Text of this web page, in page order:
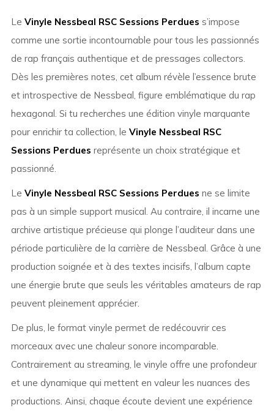
Le Vinyle Nessbeal RSC Sessions Perdues s’impose
comme une sortie incontournable pour tous les passionnés
de rap français authentique et de pressages collectors.
Dès les premières notes, cet album révèle l’essence brute
et introspective de Nessbeal, figure emblématique du rap
hexagonal. Si tu recherches une édition vinyle marquante
pour enrichir ta collection, le Vinyle Nessbeal RSC
Sessions Perdues représente un choix stratégique et
passionné.
Le Vinyle Nessbeal RSC Sessions Perdues ne se limite
pas à un simple support musical. Au contraire, il incarne une
archive artistique précieuse qui plonge l’auditeur dans une
période particulière de la carrière de Nessbeal. Grâce à une
production soignée et à des textes incisifs, l’album capte
une énergie brute que seuls les véritables amateurs de rap
peuvent pleinement apprécier.
De plus, le format vinyle permet de redécouvrir ces
morceaux avec une chaleur sonore incomparable.
Contrairement au streaming, le vinyle offre une profondeur
et une dynamique qui mettent en valeur les nuances des
productions. Ainsi, chaque écoute devient une expérience